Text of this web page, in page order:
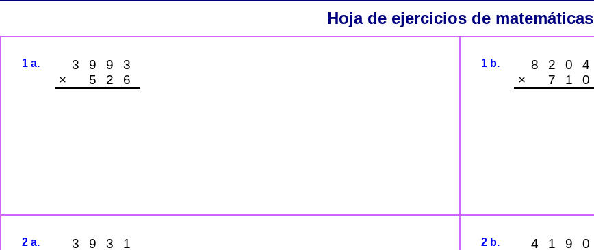
Hoja de ejercicios de matemáticas
1 a.
3993
× 526
1 b.
8204
× 710
2 a.
3931
2 b.
4190